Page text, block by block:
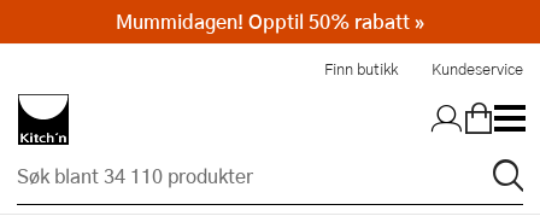
Finn butikk Kundeservice
Mummidagen! Opptil 50% rabatt »